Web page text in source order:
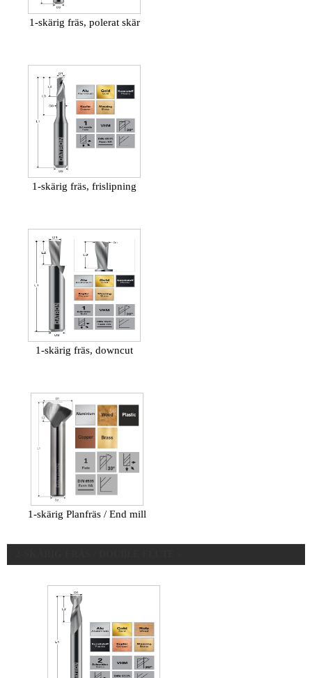
1-skärig fräs, polerat skär
1-skärig fräs, frislipning
1-skärig fräs, downcut
1-skärig Planfräs / End mill